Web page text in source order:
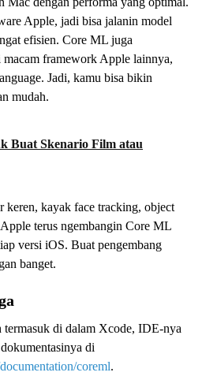
Apple, jadi bisa jalanin model
efisien. Core ML juga
macam framework Apple lainnya,
Jadi, kamu bisa bikin
mudah.
Buat Skenario Film atau
kayak face tracking, object
terus ngembangin Core ML
versi iOS. Buat pengembang
banget.
di dalam Xcode, IDE-nya
di
coreml.